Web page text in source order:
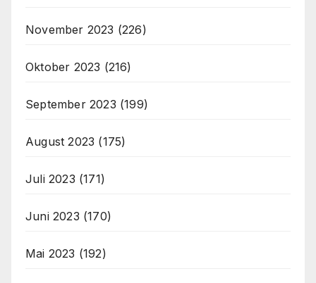
November 2023 (226)
Oktober 2023 (216)
September 2023 (199)
August 2023 (175)
Juli 2023 (171)
Juni 2023 (170)
Mai 2023 (192)